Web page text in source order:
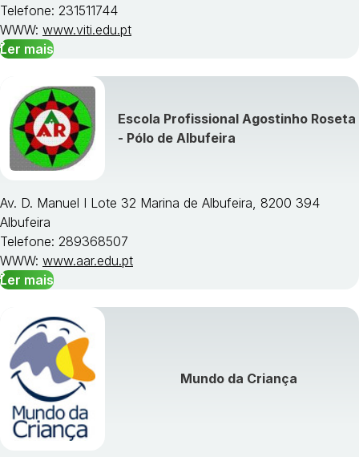
Telefone: 231511744
WWW: www.viti.edu.pt
Ler mais
Escola Profissional Agostinho Roseta
- Pólo de Albufeira
Av. D. Manuel I Lote 32 Marina de Albufeira, 8200 394
Albufeira
Telefone: 289368507
WWW: www.aar.edu.pt
Ler mais
Mundo da Criança